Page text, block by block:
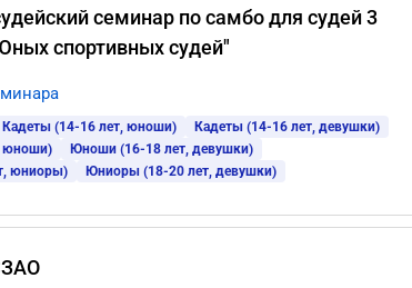
семинар по самбо для судей 3
спортивных судей"
Кадеты (14-16 лет, юноши)
Кадеты (14-16 лет, девушки)
юноши)
Юноши (16-18 лет, девушки)
юниоры)
Юниоры (18-20 лет, девушки)